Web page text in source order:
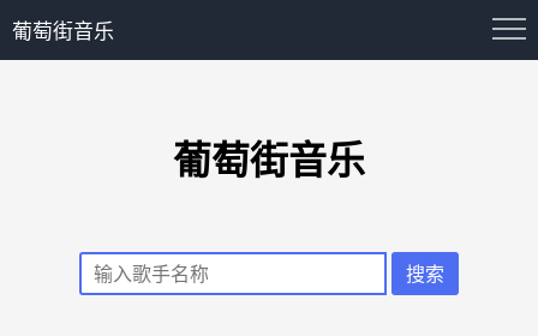
葡萄街音乐
葡萄街音乐